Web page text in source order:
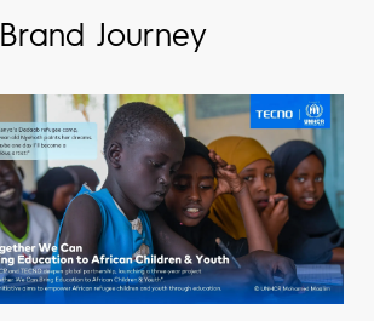
Brand Journey